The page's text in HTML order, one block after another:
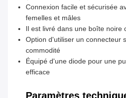
Connexion facile et sécurisée
femelles et mâles
Il est livré dans une boîte noire
Option d'utiliser un connecteur
commodité
Équipé d'une diode pour une
efficace
Paramètres